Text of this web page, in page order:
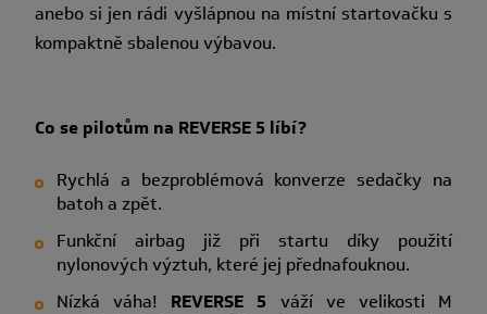
anebo si jen rádi vyšlápnou na místní startovačku s
kompaktně sbalenou výbavou.
Co se pilotům na REVERSE 5 líbí?
Rychlá a bezproblémová konverze sedačky na
batoh a zpět.
Funkční airbag již při startu díky použití
nylonových výztuh, které jej přednafouknou.
Nízká váha! REVERSE 5 váží ve velikosti M